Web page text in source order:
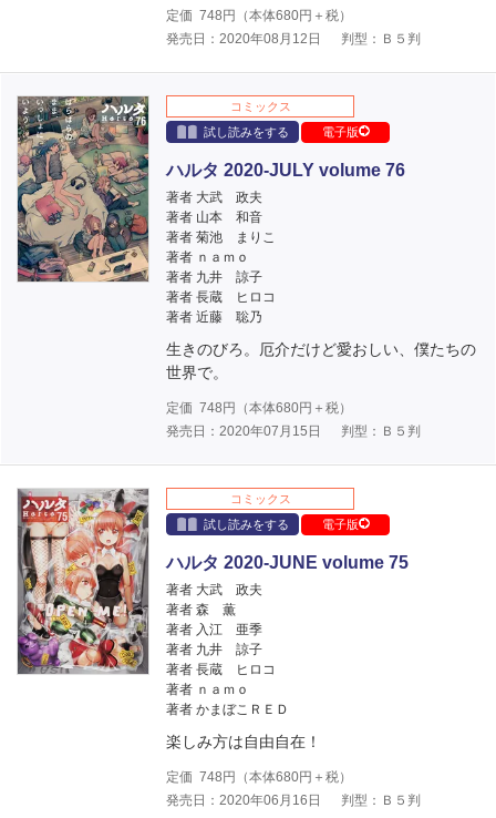
定価 748 円（本体680円＋税）
発売日：2020年08月12日
判型：Ｂ５判
コミックス
試し読みをする
電子版
ハルタ 2020-JULY volume 76
著者 大武 政夫
著者 山本 和音
著者 菊池 まりこ
著者 ｎａｍｏ
著者 九井 諒子
著者 長蔵 ヒロコ
著者 近藤 聡乃
生きのびろ。厄介だけど愛おしい、僕たちの
世界で。
定価 748 円（本体680円＋税）
発売日：2020年07月15日
判型：Ｂ５判
コミックス
試し読みをする
電子版
ハルタ 2020-JUNE volume 75
著者 大武 政夫
著者 森 薫
著者 入江 亜季
著者 九井 諒子
著者 長蔵 ヒロコ
著者 ｎａｍｏ
著者 かまぼこＲＥＤ
楽しみ方は自由自在！
定価 748 円（本体680円＋税）
発売日：2020年06月16日
判型：Ｂ５判